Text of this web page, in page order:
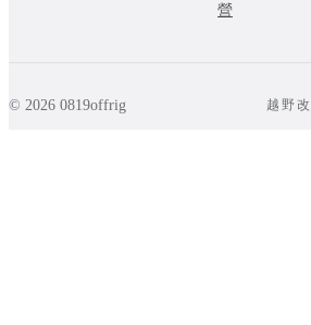
營
© 2026 0819offrig 越野